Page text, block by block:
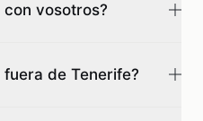
tu ritmo. Lo importante es
vosotros?
de web desde 65 €/mes y
de Tenerife?